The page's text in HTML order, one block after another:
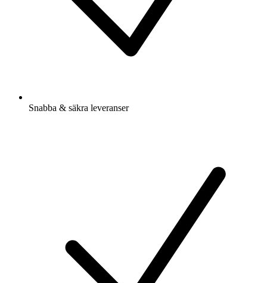
Snabba & säkra leveranser